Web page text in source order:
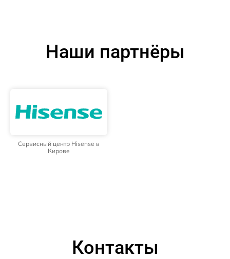
Наши партнёры
Сервисный центр Hisense в
Кирове
Контакты